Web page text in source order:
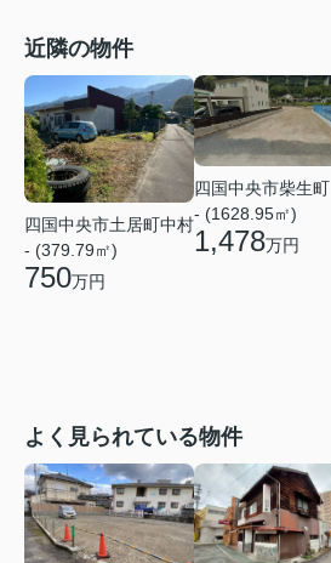
近隣の物件
四国中央市土居町中村
- (379.79㎡)
750万円
四国中央市柴生町
- (1628.95㎡)
1,478万円
よく見られている物件